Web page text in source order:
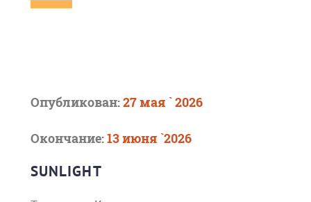
Опубликован:27 мая ` 2026
Окончание:13 июня `2026
SUNLIGHT